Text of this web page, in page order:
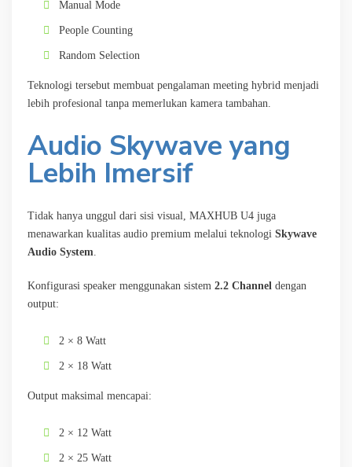
Manual Mode
People Counting
Random Selection
Teknologi tersebut membuat pengalaman meeting hybrid menjadi
lebih profesional tanpa memerlukan kamera tambahan.
Audio Skywave yang
Lebih Imersif
Tidak hanya unggul dari sisi visual, MAXHUB U4 juga
menawarkan kualitas audio premium melalui teknologi Skywave
Audio System
Konfigurasi speaker menggunakan sistem 2.2 Channel dengan
output:
2 × 8 Watt
2 × 18 Watt
Output maksimal mencapai:
2 × 12 Watt
2 × 25 Watt